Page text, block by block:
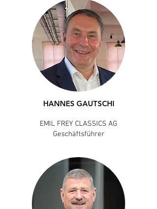
HANNES GAUTSCHI
EMIL FREY CLASSICS AG
Geschäftsführer